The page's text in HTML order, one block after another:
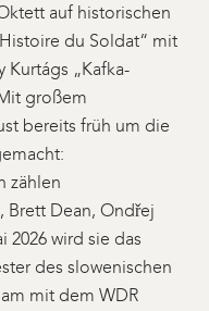
auf historischen
du Soldat“ mit
„Kafka-
großem
bereits früh um die
zählen
Brett Dean, Ondřej
2026 wird sie das
des slowenischen
mit dem WDR